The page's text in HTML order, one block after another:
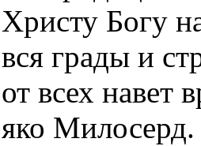
Христу Богу
вся грады и
от всех навет
яко Милосерд.